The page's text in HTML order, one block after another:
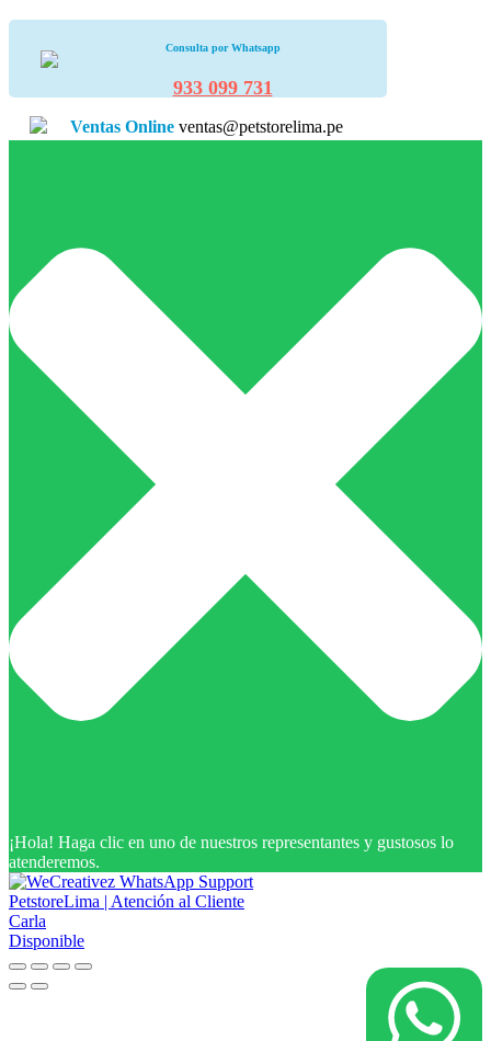
Consulta por Whatsapp
933 099 731
Ventas Online ventas@petstorelima.pe
¡Hola! Haga clic en uno de nuestros representantes y gustosos lo
atenderemos.
PetstoreLima | Atención al Cliente
Carla
Disponible